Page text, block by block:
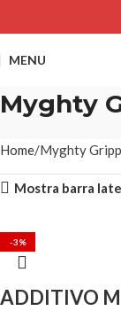
MENU
Myghty
Home Myghty
Mostra barra
-3%
ADDITIVO
-4%
-3%